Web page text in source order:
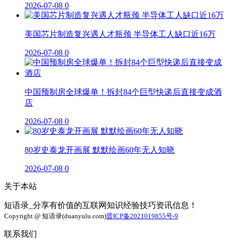
2026-07-08 0
美国芯片制造复兴遇人才瓶颈 半导体工人缺口近16万
2026-07-08 0
中国预制房全球爆单！拆封84个巨型快递后直接变成酒
店
2026-07-08 0
80岁史泰龙开画展 默默绘画60年无人知晓
2026-07-08 0
关于本站
短语录_分享有价值的互联网知识经验技巧资讯信息！
Copyright @ 短语录(duanyulu.com)晋ICP备2021019855号-9
联系我们